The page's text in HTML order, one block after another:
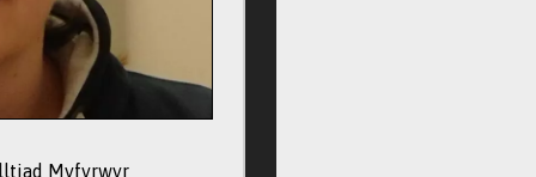
yn gymwys i dderbyn benthyciadau myfyrwyr a ariennir
i lywio’r broses o wneud cais a deall eich hawliau.
Myfyrwyr